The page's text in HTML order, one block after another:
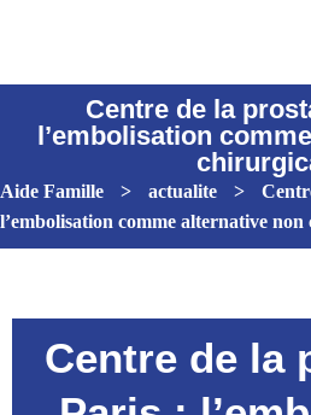
Centre de la
l’embolisation
Aide Famille > actualite >
l’embolisation comme alternative
Centre de la